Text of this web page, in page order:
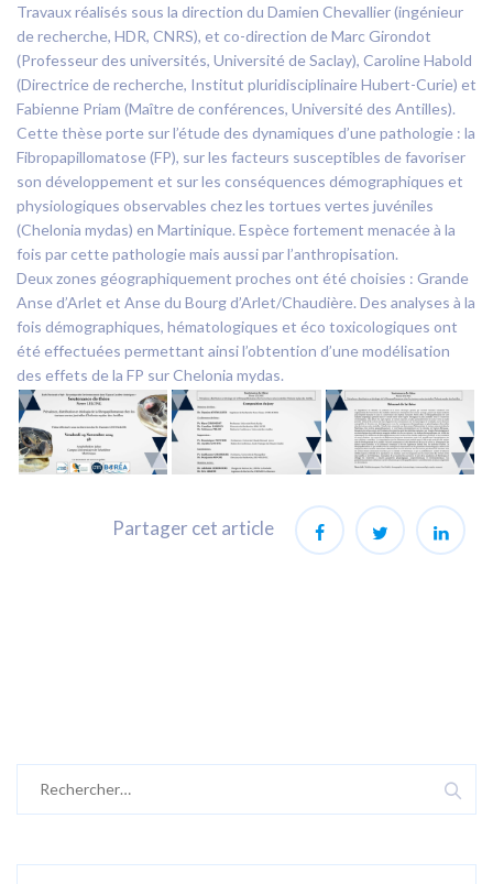
Travaux réalisés sous la direction du Damien Chevallier (ingénieur
de recherche, HDR, CNRS), et co-direction de Marc Girondot
(Professeur des universités, Université de Saclay), Caroline Habold
(Directrice de recherche, Institut pluridisciplinaire Hubert-Curie) et
Fabienne Priam (Maître de conférences, Université des Antilles).
Cette thèse porte sur l’étude des dynamiques d’une pathologie : la
Fibropapillomatose (FP), sur les facteurs susceptibles de favoriser
son développement et sur les conséquences démographiques et
physiologiques observables chez les tortues vertes juvéniles
(Chelonia mydas) en Martinique. Espèce fortement menacée à la
fois par cette pathologie mais aussi par l’anthropisation.
Deux zones géographiquement proches ont été choisies : Grande
Anse d’Arlet et Anse du Bourg d’Arlet/Chaudière. Des analyses à la
fois démographiques, hématologiques et éco toxicologiques ont
été effectuées permettant ainsi l’obtention d’une modélisation
des effets de la FP sur Chelonia mydas.
Partager cet article